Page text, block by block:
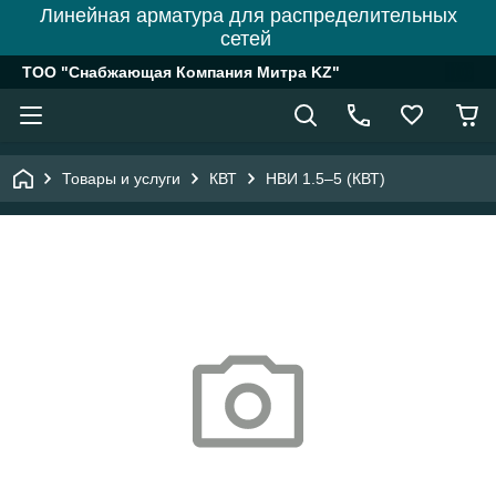
Линейная арматура для распределительных
сетей
ТОО "Снабжающая Компания Митра KZ"
Товары и услуги КВТ НВИ 1.5–5 (КВТ)